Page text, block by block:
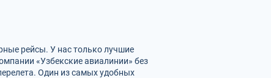
рейсы. У нас только лучшие
«Узбекские авиалинии» без
Один из самых удобных